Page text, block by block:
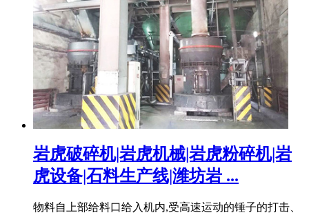
岩虎破碎机|岩虎机械|岩虎粉碎机|岩
虎设备|石料生产线|潍坊岩 ...
物料自上部给料口给入机内,受高速运动的锤子的打击、